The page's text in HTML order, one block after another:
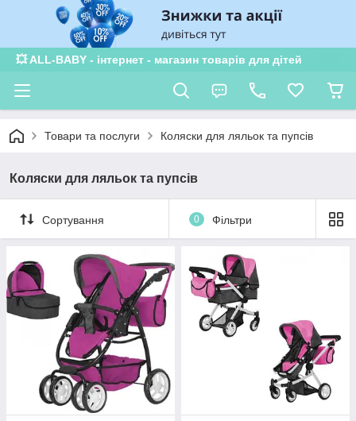
💥 ALL-BABY - інтернет - магазин товарів для дітей
Товари та послуги Коляски для ляльок та пупсів
Коляски для ляльок та пупсів
Сортування 0 Фільтри